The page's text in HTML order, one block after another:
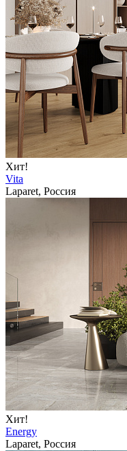
Хит!
Vita
Laparet, Россия
Хит!
Energy
Laparet, Россия